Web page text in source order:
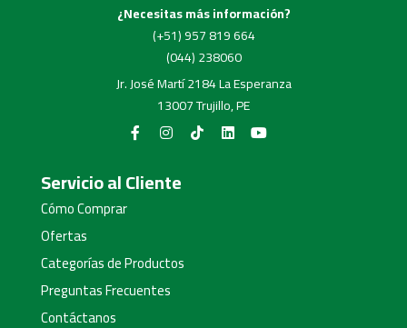
Servicio al Cliente
Cómo Comprar
Ofertas
Categorías de Productos
Preguntas Frecuentes
Contáctanos
¿Necesitas más información?
(+51) 957 819 664
(044) 238060
Jr. José Martí 2184 La Esperanza
13007 Trujillo, PE